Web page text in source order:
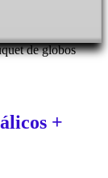
de globos
+